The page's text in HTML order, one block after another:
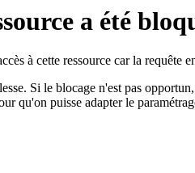
a été
à cette ressource car la requête
Si le blocage n'est pas
qu'on puisse adapter le